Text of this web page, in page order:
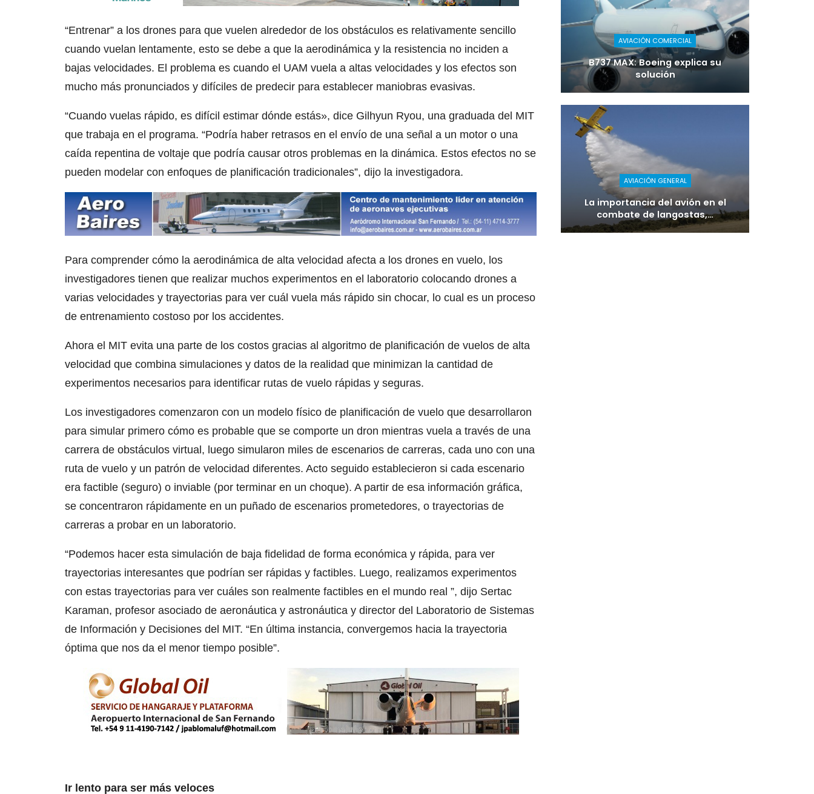
“Entrenar” a los drones para que vuelen alrededor de los obstáculos es relativamente sencillo
cuando vuelan lentamente, esto se debe a que la aerodinámica y la resistencia no inciden a
bajas velocidades. El problema es cuando el UAM vuela a altas velocidades y los efectos son
mucho más pronunciados y difíciles de predecir para establecer maniobras evasivas.
“Cuando vuelas rápido, es difícil estimar dónde estás», dice Gilhyun Ryou, una graduada del MIT
que trabaja en el programa. “Podría haber retrasos en el envío de una señal a un motor o una
caída repentina de voltaje que podría causar otros problemas en la dinámica. Estos efectos no se
pueden modelar con enfoques de planificación tradicionales”, dijo la investigadora.
Para comprender cómo la aerodinámica de alta velocidad afecta a los drones en vuelo, los
investigadores tienen que realizar muchos experimentos en el laboratorio colocando drones a
varias velocidades y trayectorias para ver cuál vuela más rápido sin chocar, lo cual es un proceso
de entrenamiento costoso por los accidentes.
Ahora el MIT evita una parte de los costos gracias al algoritmo de planificación de vuelos de alta
velocidad que combina simulaciones y datos de la realidad que minimizan la cantidad de
experimentos necesarios para identificar rutas de vuelo rápidas y seguras.
Los investigadores comenzaron con un modelo físico de planificación de vuelo que desarrollaron
para simular primero cómo es probable que se comporte un dron mientras vuela a través de una
carrera de obstáculos virtual, luego simularon miles de escenarios de carreras, cada uno con una
ruta de vuelo y un patrón de velocidad diferentes. Acto seguido establecieron si cada escenario
era factible (seguro) o inviable (por terminar en un choque). A partir de esa información gráfica,
se concentraron rápidamente en un puñado de escenarios prometedores, o trayectorias de
carreras a probar en un laboratorio.
“Podemos hacer esta simulación de baja fidelidad de forma económica y rápida, para ver
trayectorias interesantes que podrían ser rápidas y factibles. Luego, realizamos experimentos
con estas trayectorias para ver cuáles son realmente factibles en el mundo real ”, dijo Sertac
Karaman, profesor asociado de aeronáutica y astronáutica y director del Laboratorio de Sistemas
de Información y Decisiones del MIT. “En última instancia, convergemos hacia la trayectoria
óptima que nos da el menor tiempo posible”.
Ir lento para ser más veloces
AVIACIÓN COMERCIAL
B737 MAX: Boeing explica su
solución
AVIACIÓN GENERAL
La importancia del avión en el
combate de langostas,…